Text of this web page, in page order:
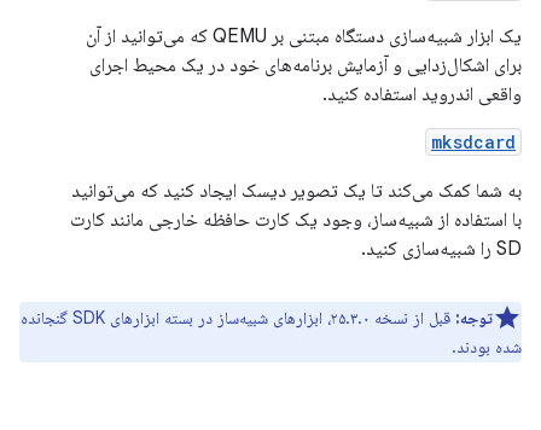
یک ابزار شبیه‌سازی دستگاه مبتنی بر QEMU که می‌توانید از آن
برای اشکال‌زدایی و آزمایش برنامه‌های خود در یک محیط اجرای
واقعی اندروید استفاده کنید.
mksdcard
به شما کمک می‌کند تا یک تصویر دیسک ایجاد کنید که می‌توانید
با استفاده از شبیه‌ساز، وجود یک کارت حافظه خارجی مانند کارت
SD را شبیه‌سازی کنید.
توجه:
قبل از نسخه ۲۵.۳.۰، ابزارهای شبیه‌ساز در بسته ابزارهای SDK گنجانده
شده بودند.